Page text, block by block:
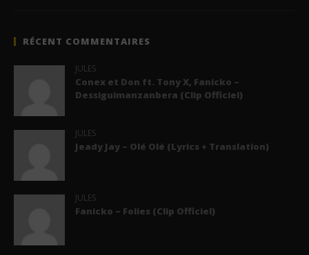
RÉCENT COMMENTAIRES
JULES
Conex et Don ft. Tony X, Fanicko –
Dessiguimanzanbera (Clip Officiel)
JULES
Jeady Jay – Olé Olé (Lyrics + Translation)
JULES
Fanicko – Folies (Clip Officiel)